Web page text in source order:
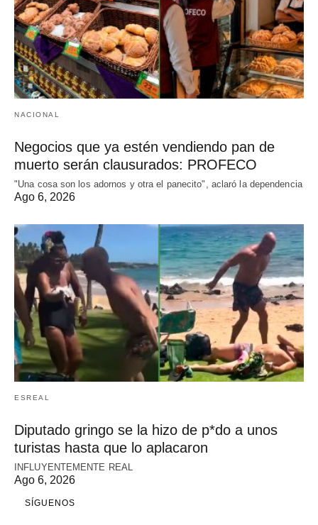
NACIONAL
Negocios que ya estén vendiendo pan de
muerto serán clausurados: PROFECO
"Una cosa son los adornos y otra el panecito", aclaró la dependencia
Ago 6, 2026
ESREAL
Diputado gringo se la hizo de p*do a unos
turistas hasta que lo aplacaron
INFLUYENTEMENTE REAL
Ago 6, 2026
SÍGUENOS